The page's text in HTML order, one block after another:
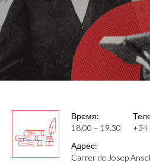
Время:
18.00 – 19.30
+34
Адрес:
Carrer de Josep